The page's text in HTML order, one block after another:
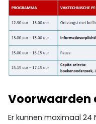
Voorwaarden
Er kunnen maximaal